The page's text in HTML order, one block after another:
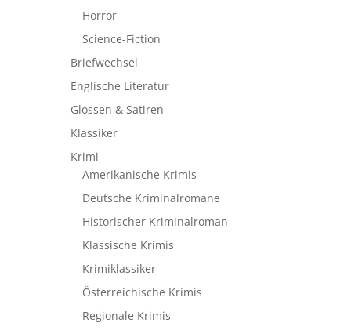
Horror
Science-Fiction
Briefwechsel
Englische Literatur
Glossen & Satiren
Klassiker
Krimi
Amerikanische Krimis
Deutsche Kriminalromane
Historischer Kriminalroman
Klassische Krimis
Krimiklassiker
Österreichische Krimis
Regionale Krimis